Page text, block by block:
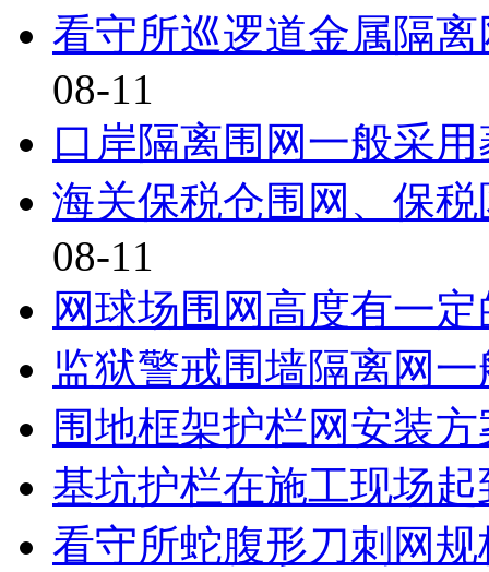
看守所巡逻道金属隔
08-11
口岸隔离围网一般采
海关保税仓围网、保
08-11
网球场围网高度有一
监狱警戒围墙隔离网
围地框架护栏网安装方
基坑护栏在施工现场
看守所蛇腹形刀刺网